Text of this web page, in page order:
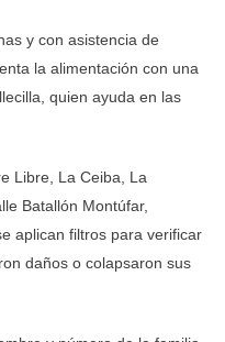
y con asistencia de
la alimentación con una
quien ayuda en las
Libre, La Ceiba, La
Batallón Montúfar,
aplican filtros para verificar
daños o colapsaron sus